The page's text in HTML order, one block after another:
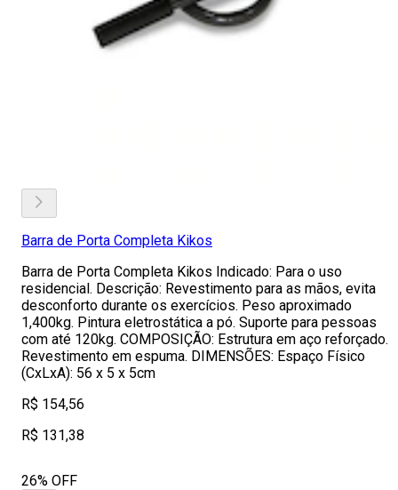
Barra de Porta Completa Kikos
Barra de Porta Completa Kikos Indicado: Para o uso
residencial. Descrição: Revestimento para as mãos, evita
desconforto durante os exercícios. Peso aproximado
1,400kg. Pintura eletrostática a pó. Suporte para pessoas
com até 120kg. COMPOSIÇÃO: Estrutura em aço reforçado.
Revestimento em espuma. DIMENSÕES: Espaço Físico
(CxLxA): 56 x 5 x 5cm
R$ 154,56
R$ 131,38
26% OFF